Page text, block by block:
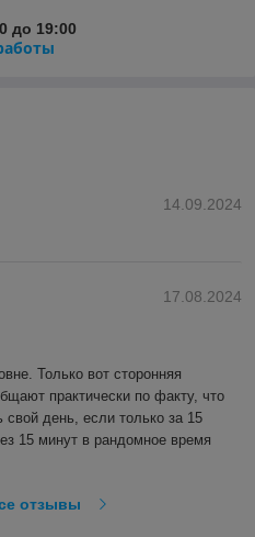
до 19:00
14.09.2024
17.08.2024
Только вот сторонняя
практически по факту, что
день, если только за 15
15 минут в рандомное время
отзывы